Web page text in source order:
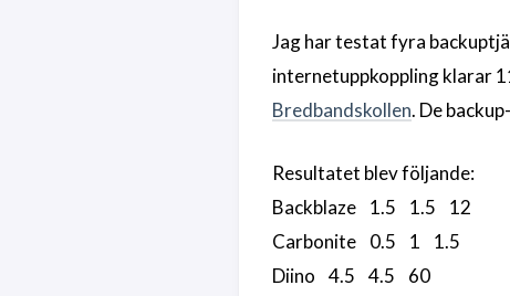
Jag har testat fyra
internetuppkoppling klarar
Bredbandskollen. De
Resultatet blev följande:
Backblaze 1.5 1.5 12
Carbonite 0.5 1 1.5
Diino 4.5 4.5 60